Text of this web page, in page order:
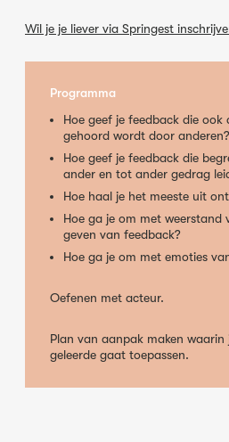
Wil je je liever via Springest
Programma
Hoe geef je feedback die ook
gehoord wordt door anderen?
Hoe geef je feedback die
ander en tot ander gedrag
Hoe haal je het meeste uit
Hoe ga je om met weerstand
geven van feedback?
Hoe ga je om met emoties
Oefenen met acteur.
Plan van aanpak maken
geleerde gaat toepassen.